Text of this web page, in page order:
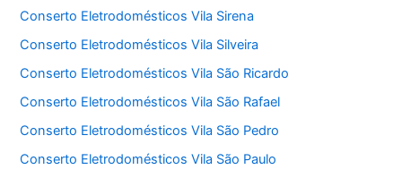
Conserto Eletrodomésticos Vila Sirena
Conserto Eletrodomésticos Vila Silveira
Conserto Eletrodomésticos Vila São Ricardo
Conserto Eletrodomésticos Vila São Rafael
Conserto Eletrodomésticos Vila São Pedro
Conserto Eletrodomésticos Vila São Paulo